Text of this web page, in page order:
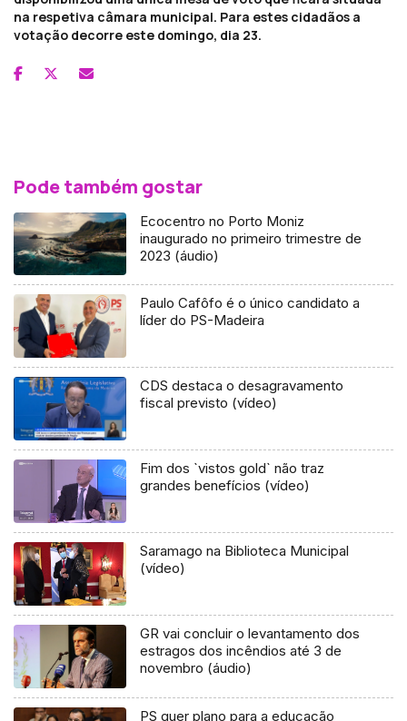
na respetiva câmara municipal. Para estes cidadãos a
votação decorre este domingo, dia 23.
Pode também gostar
Ecocentro no Porto Moniz
inaugurado no primeiro trimestre de
2023 (áudio)
Paulo Cafôfo é o único candidato a
líder do PS-Madeira
CDS destaca o desagravamento
fiscal previsto (vídeo)
Fim dos `vistos gold` não traz
grandes benefícios (vídeo)
Saramago na Biblioteca Municipal
(vídeo)
GR vai concluir o levantamento dos
estragos dos incêndios até 3 de
novembro (áudio)
PS quer plano para a educação